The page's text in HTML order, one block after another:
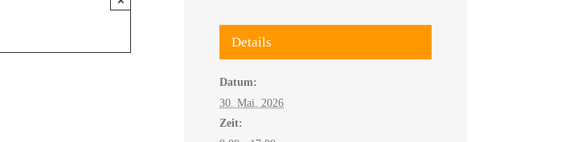
Details
Datum:
30. Mai. 2026
Zeit: